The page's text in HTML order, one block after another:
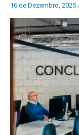
16 de Dezembro, 2025